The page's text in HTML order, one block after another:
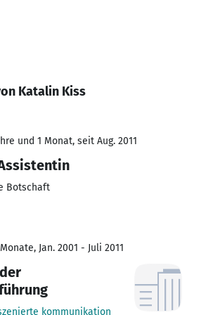
Katalin Kiss
und 1 Monat, seit Aug. 2011
Botschaft
Jan. 2001 - Juli 2011
kommunikation